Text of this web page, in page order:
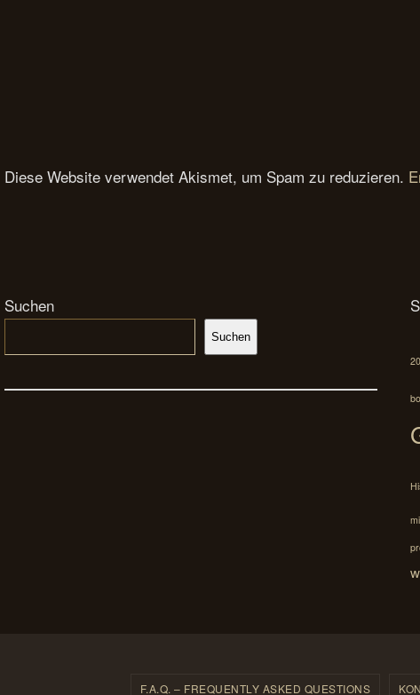
Diese Website verwendet Akismet, um Spam zu reduzieren.
Suchen
Suchen
F.A.Q. – FREQUENTLY ASKED QUESTIONS